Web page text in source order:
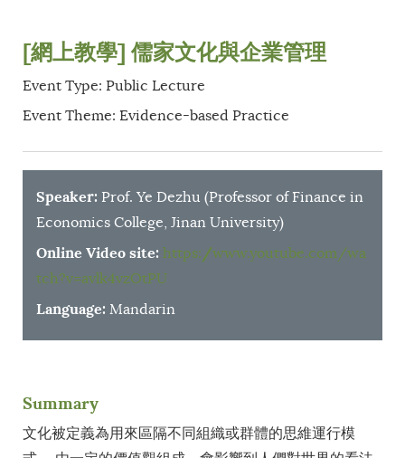
[網上教學] 儒家文化與企業管理
Event Type: Public Lecture
Event Theme: Evidence-based Practice
Speaker: Prof. Ye Dezhu (Professor of Finance in
Economics College, Jinan University)
Online Video site: https://www.youtube.com/wa
tch?v=avlk4vzOtPU
Language: Mandarin
Summary
文化被定義為用來區隔不同組織或群體的思維運行模